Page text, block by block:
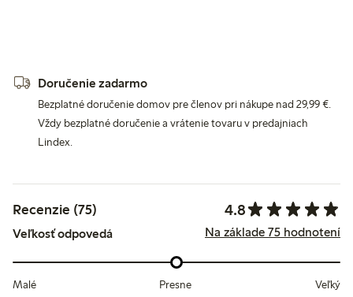
Doručenie zadarmo
Bezplatné doručenie domov pre členov pri nákupe nad 29,99 €.
Vždy bezplatné doručenie a vrátenie tovaru v predajniach
Lindex.
Recenzie (75) 4.8
Veľkosť odpovedá Na základe 75 hodnotení
Malé Presne Veľký